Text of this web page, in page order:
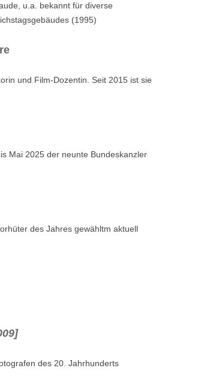
u.a. bekannt für diverse
(1995)
und Film-Dozentin. Seit 2015 ist sie
Mai 2025 der neunte Bundeskanzler
des Jahres gewähltm aktuell
des 20. Jahrhunderts